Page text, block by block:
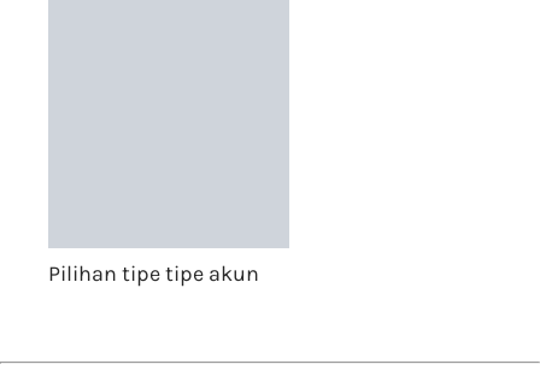
Pilihan tipe tipe akun